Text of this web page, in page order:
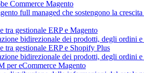
Commerce Magento
full managed che sostengono la
tra gestionale ERP e Magento
bidirezionale dei prodotti, degli ordini e
tra gestionale ERP e Shopify Plus
bidirezionale dei prodotti, degli ordini
per eCommerce Magento